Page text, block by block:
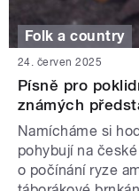
Folk a country
24. červen 2025
Písně pro
známých
Namícháme si
pohybují na
o počínání ryze